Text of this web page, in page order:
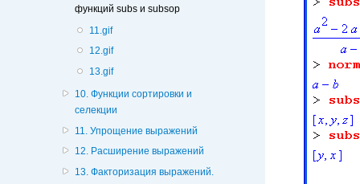
функций subs и subsop
11.gif
12.gif
13.gif
10. Функции сортировки и
селекции
11. Упрощение выражений
12. Расширение выражений
13. Факторизация выражений.